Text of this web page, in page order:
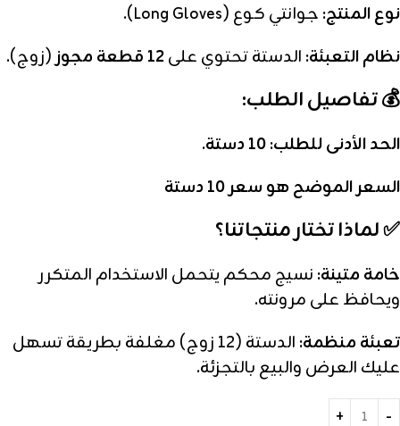
نوع المنتج: جوانتي كوع (Long Gloves).
نظام التعبئة: الدستة تحتوي على12 قطعة مجوز (زوج).
💰 تفاصيل الطلب:
الحد الأدنى للطلب:10 دستة
.
السعر الموضح هو سعر 10 دستة
✅ لماذا تختار منتجاتنا؟
خامة متينة: نسيج محكم يتحمل الاستخدام المتكرر
ويحافظ على مرونته.
تعبئة منظمة:
الدستة (12 زوج) مغلفة بطريقة تسهل
عليك العرض والبيع بالتجزئة.